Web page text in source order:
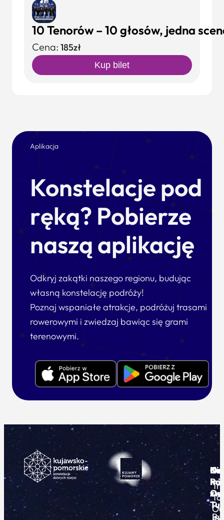
10 Tenorów – 10 głosów, jedna
Cena: 185zł
Kup bilet
Aplikacja
Konstelacje pod
ręką? Pobierze
naszą aplikację
Odkryj zakątki naszego regionu, budując
własną konstelację podróży!
Poznaj wspaniałe atrakcje, podróżuj trasami
rowerowymi i zwiedzaj bawiąc się grami
terenowymi.
i